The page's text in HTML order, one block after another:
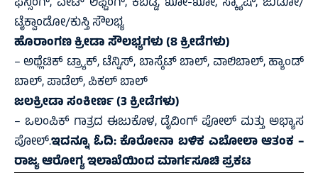
ಟೈಕ್ವಾಂಡೋ/ಕುಸ್ತಿ ಸೌಲಭ್ಯ
ಹೊರಾಂಗಣ ಕ್ರೀಡಾ ಸೌಲಭ್ಯಗಳು (8 ಕ್ರೀಡೆಗಳು)
– ಅಥ್ಲೆಟಿಕ್ ಟ್ರ‍್ಯಾಕ್, ಟೆನ್ನಿಸ್, ಬಾಸ್ಕೆಟ್ ಬಾಲ್, ವಾಲಿಬಾಲ್, ಹ್ಯಾಂಡ್
ಬಾಲ್, ಪಾಡೆಲ್, ಪಿಕಲ್ ಬಾಲ್
ಜಲಕ್ರೀಡಾ ಸಂಕೀರ್ಣ (3 ಕ್ರೀಡೆಗಳು)
– ಒಲಂಪಿಕ್ ಗಾತ್ರದ ಈಜುಕೊಳ, ಡೈವಿಂಗ್ ಪೋಲ್ ಮತ್ತು ಅಭ್ಯಾಸ
ಪೋಲ್.ಇದನ್ನೂ ಓದಿ:ಕೊರೋನಾ ಬಳಿಕ ಎಬೋಲಾ ಆತಂಕ –
ರಾಜ್ಯ ಆರೋಗ್ಯ ಇಲಾಖೆಯಿಂದ ಮಾರ್ಗಸೂಚಿ ಪ್ರಕಟ